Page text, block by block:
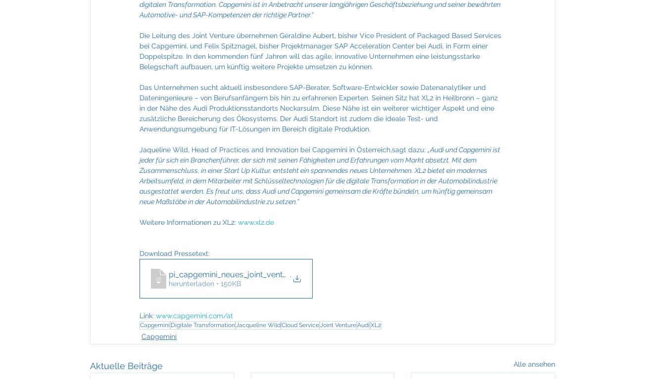
digitalen Transformation. Capgemini ist in Anbetracht unserer langjährigen Geschäftsbeziehung und seiner bewährten
Automotive- und SAP-Kompetenzen der richtige Partner.“
Die Leitung des Joint Venture übernehmen Géraldine Aubert, bisher Vice President of Packaged Based Services
bei Capgemini, und Felix Spitznagel, bisher Projektmanager SAP Acceleration Center bei Audi, in Form einer
Doppelspitze. In den kommenden fünf Jahren will das agile, innovative Unternehmen eine leistungsstarke
Belegschaft aufbauen, um künftig weitere Projekte umsetzen zu können.
Das Unternehmen sucht aktuell insbesondere SAP-Berater, Software-Entwickler sowie Datenanalytiker und
Dateningenieure – von Berufsanfängern bis hin zu erfahrenen Experten. Seinen Sitz hat XL2 in Heilbronn – ganz
in der Nähe des Audi Produktionsstandorts Neckarsulm. Diese Nähe ist ein weiterer wichtiger Aspekt und eine
zusätzliche Bereicherung des Ökosystems. Der Audi Standort ist zudem die ideale Test- und
Anwendungsumgebung für IT-Lösungen im Bereich digitale Produktion.
Jaqueline Wild, Head of Practices and Innovation bei Capgemini in Österreich,sagt dazu: „Audi und Capgemini ist
jeder für sich ein Branchenführer, der sich mit seinen Fähigkeiten und Erfahrungen vom Markt absetzt. Mit dem
Zusammenschluss, in einer Start Up Kultur, entsteht ein spannendes neues Unternehmen. XL2 bietet ein modernes
Arbeitsumfeld, in dem Mitarbeiter mit Schlüsseltechnologien für die digitale Transformation in der Automobilindustrie
ausgestattet werden. Es freut uns, dass Audi und Capgemini gemeinsam die Kräfte bündeln, um künftig gemeinsam
neue Maßstäbe in der Automobilindustrie zu setzen.”
Weitere Informationen zu XL2: www.xl2.de
Download Pressetext:
pi_capgemini_neues_joint_venture_mit_aud
.
herunterladen • 150KB
Link: www.capgemini.com/at
Capgemini Digitale TransformationJacqueline WildCloud ServiceJoint VentureAudi XL2
Capgemini
Aktuelle Beiträge Alle ansehen